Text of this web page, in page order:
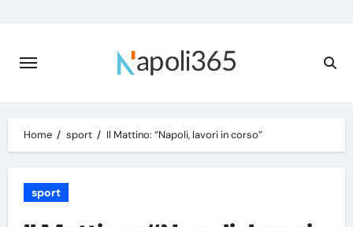
content
Home sport Il Mattino: “Napoli, lavori in corso”
sport